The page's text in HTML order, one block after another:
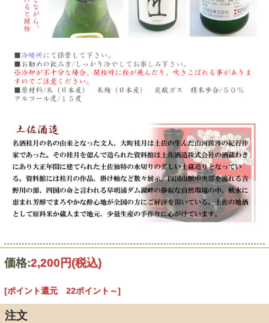
価格:2,200円(税込)
[ポイント還元 22ポイント～]
注文